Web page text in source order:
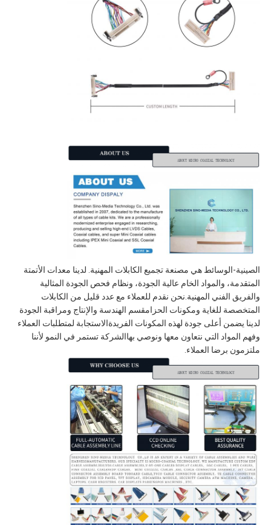
الصينية-الوسائط هي مصنعة تجميع الكابلات المهنية. لدينا معدات الأتمتة
المتقدمة، والمواد الخام عالية الجودة، ونظام فحص الجودة المثالية
والفريق الفني المهنية.نحن نقدم للعملاء مع عدد قليل من الكابلات
المتخصصة للغاية ومكونات الحزامقسم الهندسة والإنتاج ومراقبة الجودة
لدينا يضمن أعلى جودة لهذه المكونات الفريدةالاستجابة لمتطلبات العملاء
وفهم المواد التي نتعاون معها ونوصي بهاالشركة تستمر في النمو لأننا
ملتزمون برضا العملاء.